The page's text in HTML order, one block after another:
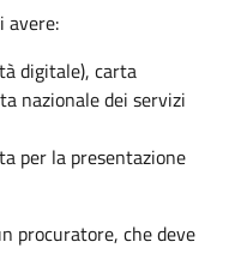
avere:
digitale), carta
nazionale dei servizi
per la presentazione
procuratore, che deve